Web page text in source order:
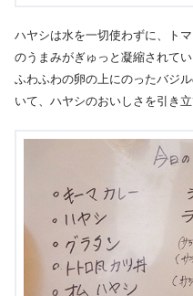
ハヤシは水を一切使わずに、ト
のうまみがぎゅっと凝縮されてい
ふわふわの卵の上にのったバジ
いて、ハヤシのおいしさを引き立